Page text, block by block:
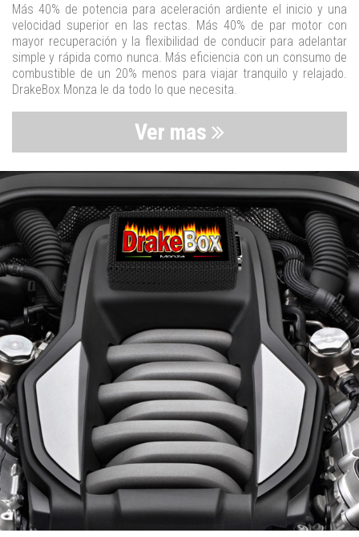
Más 40% de potencia para aceleración ardiente el inicio y una
velocidad superior en las rectas. Más 40% de par motor con
mayor recuperación y la flexibilidad de conducir para adelantar
simple y rápida como nunca. Más eficiencia con un consumo de
combustible de un 20% menos para viajar tranquilo y relajado.
DrakeBox Monza le da todo lo que necesita.
Ver mas